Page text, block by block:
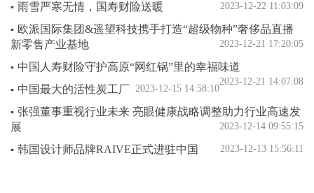
▪ 雨雪严寒无情，国寿财险送暖 2023-12-22 11:03:09
▪ 欧派国际集团&遥望科技携手打造“超级物种”奢侈品直播
新零售产业基地
2023-12-21 17:20:05
▪ 中国人寿财险守护高原“网红锅”里的幸福味道
2023-12-21 14:07:08
▪ 中国最大的活性炭工厂 2023-12-15 14:58:10
▪ 张强董事重视行业未来 亮眼健康战略调整助力行业高速发
展
2023-12-14 09:55:15
▪ 韩国设计师品牌RAIVE正式进驻中国 2023-12-13 15:56:11